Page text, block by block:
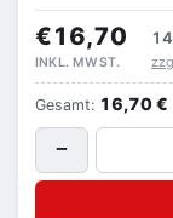
€16,70
INKL. MWST.
Gesamt: 16,70 €
−